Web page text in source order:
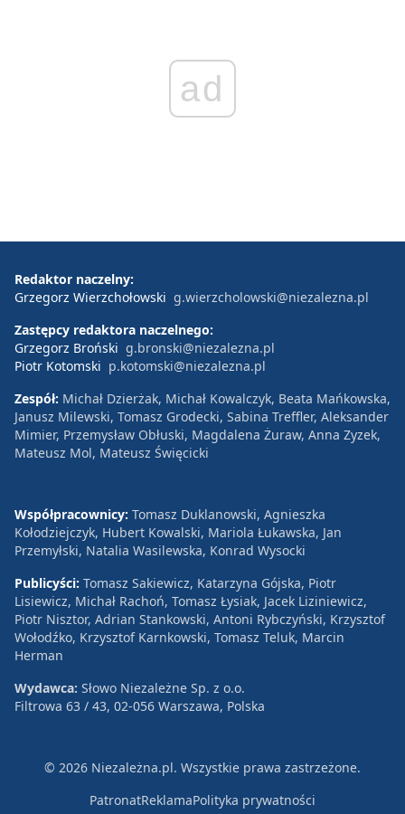
ad
Redaktor naczelny:
Grzegorz Wierzchołowski g.wierzcholowski@niezalezna.pl
Zastępcy redaktora naczelnego:
Grzegorz Broński g.bronski@niezalezna.pl
Piotr Kotomski p.kotomski@niezalezna.pl
Zespół: Michał Dzierżak, Michał Kowalczyk, Beata Mańkowska,
Janusz Milewski, Tomasz Grodecki, Sabina Treffler, Aleksander
Mimier, Przemysław Obłuski, Magdalena Żuraw, Anna Zyzek,
Mateusz Mol, Mateusz Święcicki
Współpracownicy: Tomasz Duklanowski, Agnieszka
Kołodziejczyk, Hubert Kowalski, Mariola Łukawska, Jan
Przemyłski, Natalia Wasilewska, Konrad Wysocki
Publicyści: Tomasz Sakiewicz, Katarzyna Gójska, Piotr
Lisiewicz, Michał Rachoń, Tomasz Łysiak, Jacek Liziniewicz,
Piotr Nisztor, Adrian Stankowski, Antoni Rybczyński, Krzysztof
Wołodźko, Krzysztof Karnkowski, Tomasz Teluk, Marcin
Herman
Wydawca: Słowo Niezależne Sp. z o.o.
Filtrowa 63 / 43, 02-056 Warszawa, Polska
© 2026 Niezależna.pl. Wszystkie prawa zastrzeżone.
PatronatReklamaPolityka prywatności